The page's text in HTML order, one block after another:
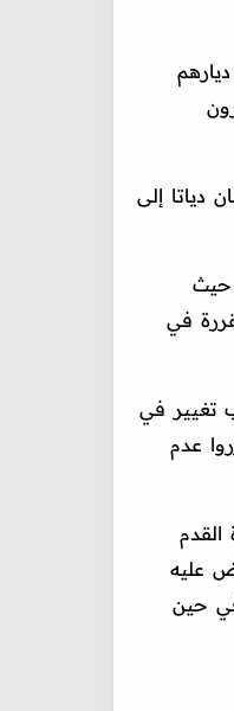
دياتا إلى
حيث
في
تغيير في
عدم
القدم
عليه
في حين